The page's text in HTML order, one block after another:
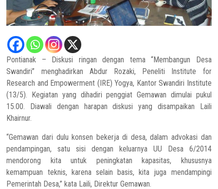
Pontianak – Diskusi ringan dengan tema “Membangun Desa
Swandiri” menghadirkan Abdur Rozaki, Peneliti Institute for
Research and Empowerment (IRE) Yogya, Kantor Swandiri Institute
(13/5). Kegiatan yang dihadiri penggiat Gemawan dimulai pukul
15.00. Diawali dengan harapan diskusi yang disampaikan Laili
Khairnur.
“Gemawan dari dulu konsen bekerja di desa, dalam advokasi dan
pendampingan, satu sisi dengan keluarnya UU Desa 6/2014
mendorong kita untuk peningkatan kapasitas, khususnya
kemampuan teknis, karena selain basis, kita juga mendampingi
Pemerintah Desa,” kata Laili, Direktur Gemawan.